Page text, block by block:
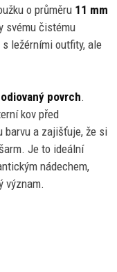
o průměru 11 mm
svému čistému
ležérními outfity, ale
povrch.
kov před
barvu a zajišťuje, že si
Je to ideální
nádechem,
význam.